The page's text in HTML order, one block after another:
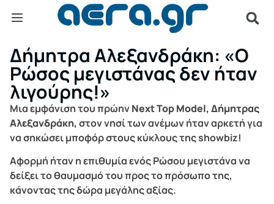
Δήμητρα Αλεξανδράκη: «Ο
Ρώσος μεγιστάνας δεν ήταν
λιγούρης!»
Μια εμφάνιση του πρώηνNext Top Model, Δήμητρας
Αλεξανδράκη,στον νησί των ανέμων ήταν αρκετή για
να σηκώσει μποφόρ στους κύκλους της showbiz!
Αφορμή ήταν η επιθυμία ενός Ρώσου μεγιστάνα να
δείξει το θαυμασμό του προς το πρόσωπο της,
κάνοντας της δώρα μεγάλης αξίας.